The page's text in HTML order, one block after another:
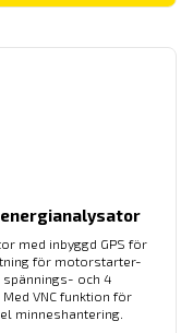
energianalysator
med inbyggd GPS för
för motorstarter-
och 4
VNC funktion för
minneshantering.